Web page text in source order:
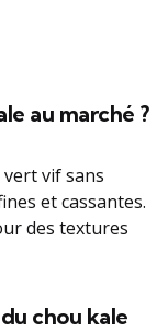
au marché ?
vert vif sans
et cassantes.
des textures
chou kale